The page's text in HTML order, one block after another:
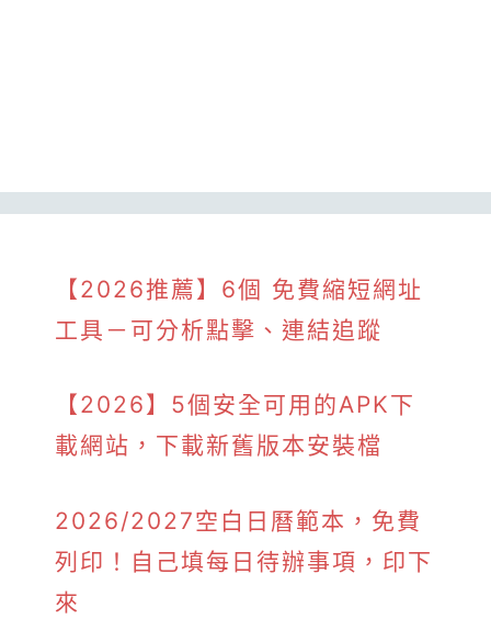
【2026推薦】6個 免費縮短網址
工具－可分析點擊、連結追蹤
【2026】5個安全可用的APK下
載網站，下載新舊版本安裝檔
2026/2027空白日曆範本，免費
列印！自己填每日待辦事項，印下
來